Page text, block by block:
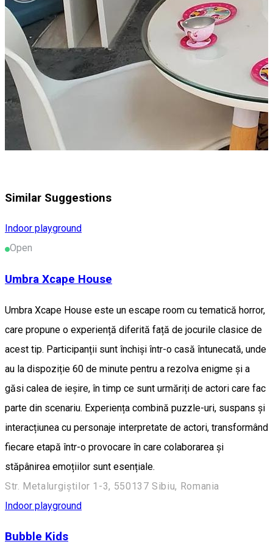
Similar Suggestions
Indoor playground
Open
Umbra Xcape House
Umbra Xcape House este un escape room cu tematică horror,
care propune o experiență diferită față de jocurile clasice de
acest tip. Participanții sunt închiși într-o casă întunecată, unde
au la dispoziție 60 de minute pentru a rezolva enigme și a
găsi calea de ieșire, în timp ce sunt urmăriți de actori care fac
parte din scenariu. Experiența combină puzzle-uri, suspans și
interacțiunea cu personaje interpretate de actori, transformând
fiecare etapă într-o provocare în care colaborarea și
stăpânirea emoțiilor sunt esențiale.
Str. Metalurgiștilor 1-3, 550137 Sibiu, Romania
Indoor playground
Bubble Kids